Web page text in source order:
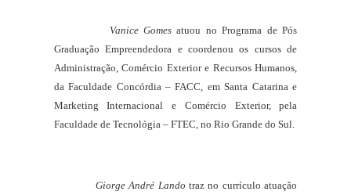
Vanice Gomes atuou no Programa de Pós
Graduação Empreendedora e coordenou os cursos de
Administração, Comércio Exterior e Recursos Humanos,
da Faculdade Concórdia – FACC, em Santa Catarina e
Marketing Internacional e Comércio Exterior, pela
Faculdade de Tecnológia – FTEC, no Rio Grande do Sul.
Giorge André Lando traz no currículo atuação